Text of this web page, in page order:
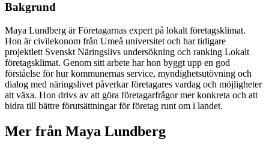
Bakgrund
Maya Lundberg är Företagarnas expert på lokalt företagsklimat.
Hon är civilekonom från Umeå universitet och har tidigare
projektlett Svenskt Näringslivs undersökning och ranking Lokalt
företagsklimat. Genom sitt arbete har hon byggt upp en god
förståelse för hur kommunernas service, myndighetsutövning och
dialog med näringslivet påverkar företagares vardag och möjligheter
att växa. Hon drivs av att göra företagarfrågor mer konkreta och att
bidra till bättre förutsättningar för företag runt om i landet.
Mer från Maya Lundberg